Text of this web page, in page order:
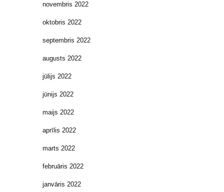
novembris 2022
oktobris 2022
septembris 2022
augusts 2022
jūlijs 2022
jūnijs 2022
maijs 2022
aprīlis 2022
marts 2022
februāris 2022
janvāris 2022